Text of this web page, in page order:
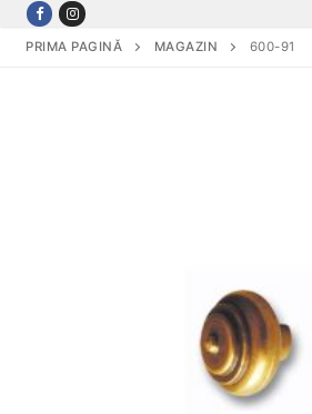
PRIMA PAGINĂ MAGAZIN 600-91